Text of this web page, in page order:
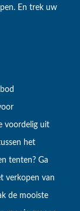
En trek uw
voordelig uit
het
tenten? Ga
verkopen van
de mooiste